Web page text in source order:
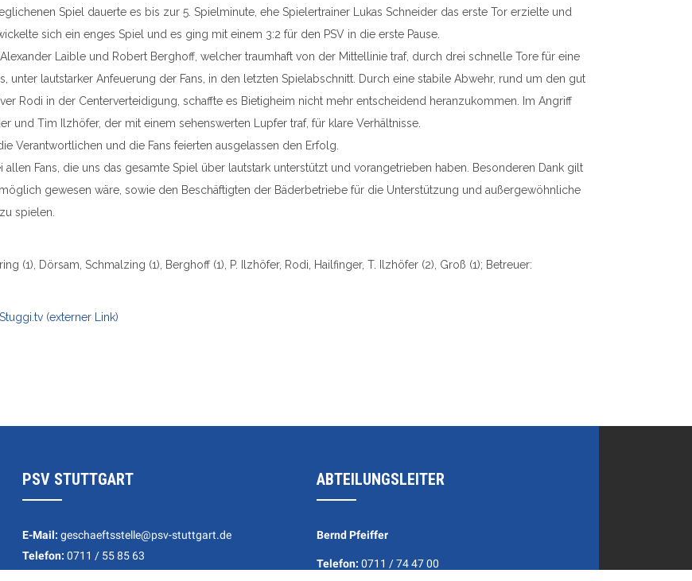
Spiel dauerte es bis zur 5. Spielminute, ehe Spielertrainer Lukas Schneider das erste Tor erzielte und
sich ein enges Spiel und es ging mit einem 3:2 für den PSV in die erste Pause.
Laible und Robert Berghoff, welcher traumhaft von der Mittellinie traf, durch drei schnelle Tore für eine
unter lautstarker Anfeuerung der Fans, in den letzten Spielabschnitt. Durch eine stabile Abwehr, rund um den gut
Rodi in der Centerverteidigung, schaffte es Bietigheim nicht mehr entscheidend heranzukommen. Im Angriff
und Tim Ilzhöfer, der mit einem sehenswerten Lupfer traf, für klare Verhältnisse.
Verantwortlichen und die Fans feierten ausgelassen den Erfolg.
Fans, die uns das gesamte Spiel über lautstark unterstützt und vorangetrieben haben. Besonderen Dank gilt
gewesen wäre, sowie den Beschäftigten der Bäderbetriebe für die Unterstützung und außergewöhnliche
spielen.
(1), Dörsam, Schmalzing (1), Berghoff (1), P. Ilzhöfer, Rodi, Hailfinger, T. Ilzhöfer (2), Groß (1); Betreuer:
Stuggi.tv (externer Link)
PSV STUTTGART
E-Mail: geschaeftsstelle@psv-stuttgart.de
Telefon: 0711 / 55 85 63
ABTEILUNGSLEITER
Bernd Pfeiffer
Telefon: 0711 / 74 47 00